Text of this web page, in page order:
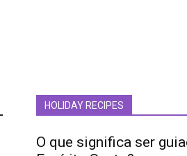
HOLIDAY RECIPES
O que significa ser